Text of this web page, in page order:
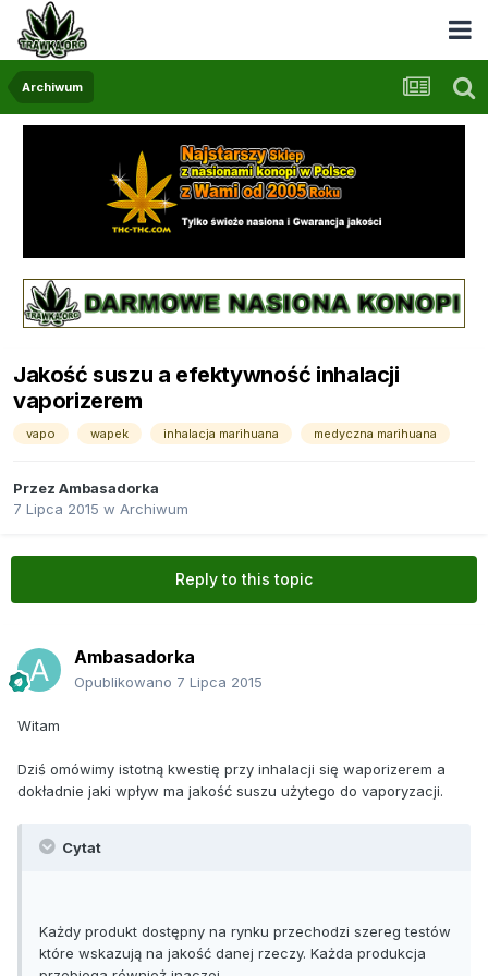
Archiwum
Jakość suszu a efektywność inhalacji
vaporizerem
vapo wapek inhalacja marihuana medyczna marihuana
Przez Ambasadorka
7 Lipca 2015 w Archiwum
Reply to this topic
Ambasadorka
Opublikowano 7 Lipca 2015
Witam
Dziś omówimy istotną kwestię przy inhalacji się waporizerem a
dokładnie jaki wpływ ma jakość suszu użytego do vaporyzacji.
Cytat
Każdy produkt dostępny na rynku przechodzi szereg testów
które wskazują na jakość danej rzeczy. Każda produkcja